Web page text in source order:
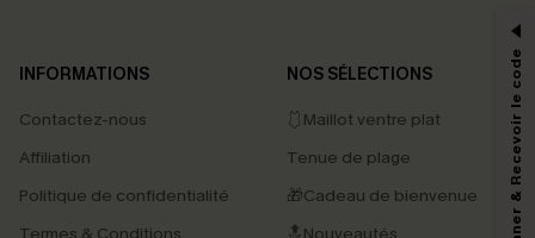
INFORMATIONS
Contactez-nous
Affiliation
Politique de confidentialité
NOS SÉLECTIONS
🩱Maillot ventre plat
Tenue de plage
🎁Cadeau de bienvenue
marketing (y compris du contenu généré par l'IA) de Cupshe et
pouvons utiliser les données collectées sur notre site ainsi que des
S'abonner & Recevoir le code